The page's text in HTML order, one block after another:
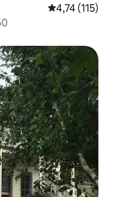
Gemiddelde
4,74 (115)